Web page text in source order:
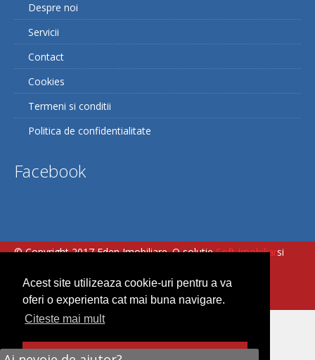
Acest site utilizeaza cookie-uri pentru a va
oferi o experienta cat mai buna navigare.
Citeste mai mult
Am inteles
Despre noi
Servicii
Contact
Cookies
Termeni si conditii
Politica de confidentialitate
Facebook
© Copyright 2017 Eden Imobiliare. O solutieSoft Imobiliarsi